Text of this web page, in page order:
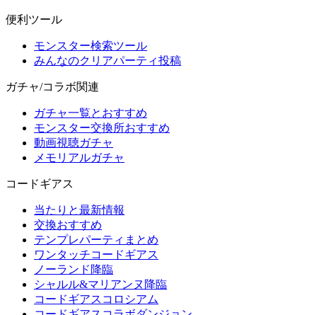
便利ツール
モンスター検索ツール
みんなのクリアパーティ投稿
ガチャ/コラボ関連
ガチャ一覧とおすすめ
モンスター交換所おすすめ
動画視聴ガチャ
メモリアルガチャ
コードギアス
当たりと最新情報
交換おすすめ
テンプレパーティまとめ
ワンタッチコードギアス
ノーランド降臨
シャルル&マリアンヌ降臨
コードギアスコロシアム